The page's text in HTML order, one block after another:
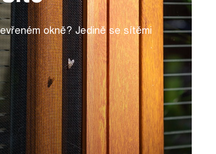
okně? Jedině se sítěmi